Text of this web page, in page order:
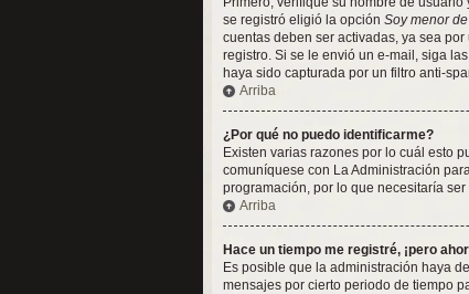
se registró eligió la opción Soy menor
cuentas deben ser activadas, ya sea
registro. Si se le envió un e-mail, siga
haya sido capturada por un filtro anti-
Arriba
¿Por qué no puedo identificarme?
Existen varias razones por lo cuál esto
comuníquese con La Administración
programación, por lo que necesitaría
Arriba
Hace un tiempo me registré, ¡pero
Es posible que la administración haya
mensajes por cierto periodo de tiempo